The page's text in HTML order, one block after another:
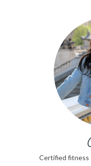
Certified fitness